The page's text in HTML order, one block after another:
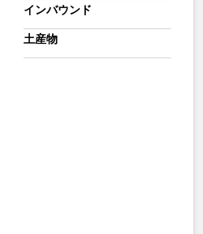
インバウンド
土産物
円